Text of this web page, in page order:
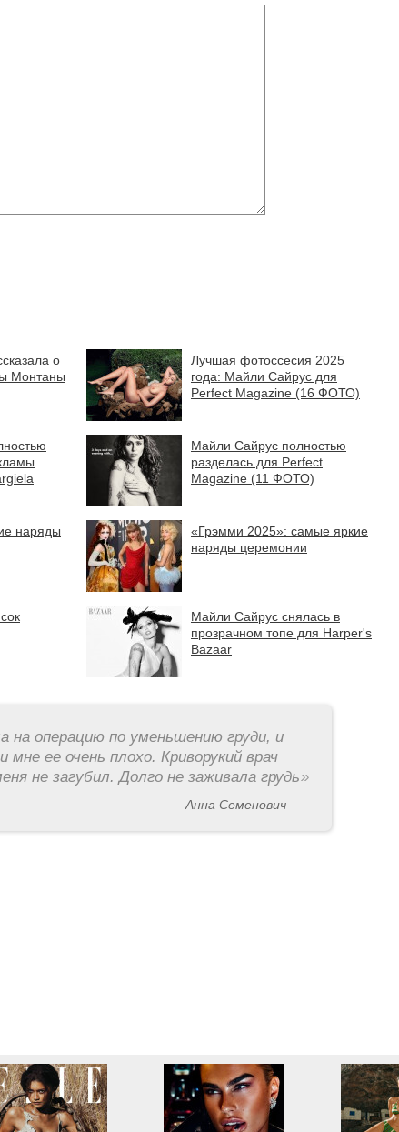
о
Монтаны
Лучшая фотоссесия 2025
года: Майли Сайрус для
Perfect Magazine (16 ФОТО)
Майли Сайрус полностью
разделась для Perfect
Magazine (11 ФОТО)
наряды
«Грэмми 2025»: самые яркие
наряды церемонии
Майли Сайрус снялась в
прозрачном топе для Harper's
Bazaar
на операцию по уменьшению груди, и
мне ее очень плохо. Криворукий врач
не загубил. Долго не заживала грудь»
– Анна Семенович